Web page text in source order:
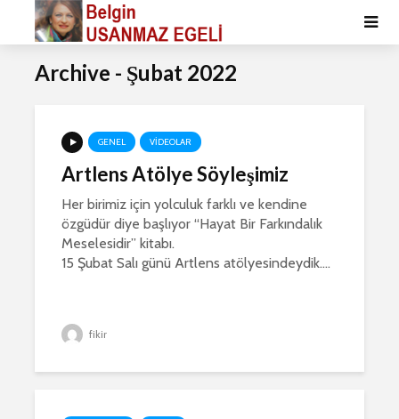
Archive - Şubat 2022
GENEL VIDEOLAR
Artlens Atölye Söyleşimiz
Her birimiz için yolculuk farklı ve kendine
özgüdür diye başlıyor “Hayat Bir Farkındalık
Meselesidir” kitabı.
15 Şubat Salı günü Artlens atölyesindeydik....
fikir